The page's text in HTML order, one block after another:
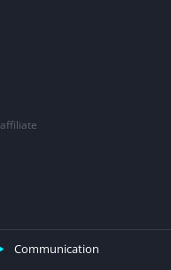
Communication